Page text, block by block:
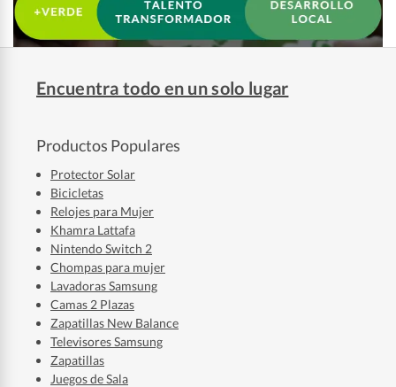
Encuentra todo en un solo lugar
Productos Populares
Protector Solar
Bicicletas
Relojes para Mujer
Khamra Lattafa
Nintendo Switch 2
Chompas para mujer
Lavadoras Samsung
Camas 2 Plazas
Zapatillas New Balance
Televisores Samsung
Zapatillas
Juegos de Sala